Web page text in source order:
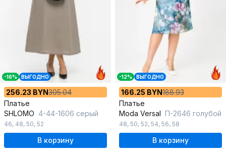
-16% ВЫГОДНО
256.23 BYN305.04
Платье
SHLOMO 4-44-1606 серый
46, 48, 50, 52
В корзину
-12% ВЫГОДНО
166.25 BYN188.93
Платье
Moda Versal П-2646 голубой
48, 50, 52, 54, 56, 58
В корзину